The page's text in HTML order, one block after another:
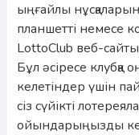
ыңғайлы
планшетті немесе
LottoClub веб-
Бұл әсіресе клубқа
келетіндер үшін
сіз сүйікті
ойындарыңызды кез